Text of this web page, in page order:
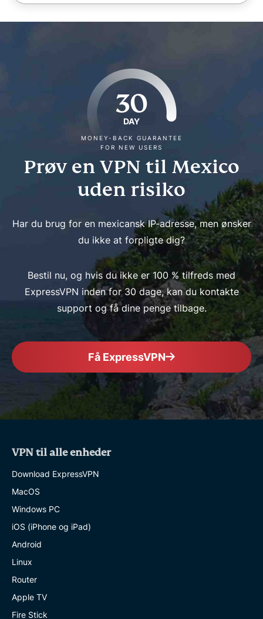
30
DAY
MONEY-BACK GUARANTEE
FOR NEW USERS
Prøv en VPN til Mexico
uden risiko
Har du brug for en mexicansk IP-adresse, men ønsker
du ikke at forpligte dig?
Bestil nu, og hvis du ikke er 100 % tilfreds med
ExpressVPN inden for 30 dage, kan du kontakte
support og få dine penge tilbage.
Få ExpressVPN
VPN til alle enheder
Download ExpressVPN
MacOS
Windows PC
iOS (iPhone og iPad)
Android
Linux
Router
Apple TV
Fire Stick